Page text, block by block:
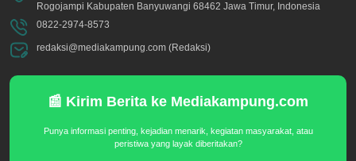
Rogojampi Kabupaten Banyuwangi 68462 Jawa Timur, Indonesia
0822-2974-8573
redaksi@mediakampung.com (Redaksi)
📰 Kirim Berita ke Mediakampung.com
Punya informasi penting, kejadian menarik, kegiatan masyarakat, atau
peristiwa yang layak diberitakan?